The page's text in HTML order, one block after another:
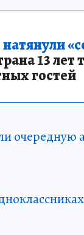
13 лет
гостей
очередную